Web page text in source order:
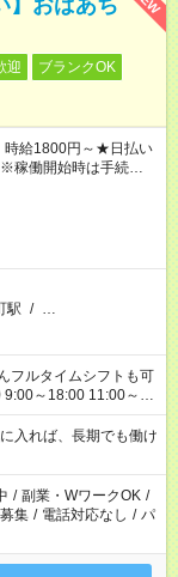
】おばあち
迎
ブランクOK
給1800円～★日払い
稼働開始時は手続き完
駅 / …
～18:00 11:00～
令に基づき、週20時
ます ※労働者派遣法
・短期間の就業はご
入れば、長期でも働け
/ 副業・WワークOK /
集 / 電話対応なし / パ